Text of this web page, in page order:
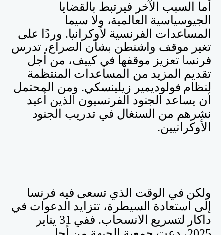
أما السبب الآخر فيرتبط بالقضايا
الجيوسياسية العالمية، ولا سيما
المساعدات الفرنسية لأوكرانيا. وردًا على
تغير موقف واشنطن بشأن الصراع، تدرس
فرنسا تعزيز موقفها في كييف، من أجل
تقديم المزيد من المساعدات المنتظمة
لنظام فولوديمير زيلينسكي. ومن المحتمل
أن يساعد الجنود الفرنسيون الذين أعيد
نشرهم من السنغال في تدريب الجنود
الأوكرانيين.
ولكن في الوقت الذي تسعى فيه فرنسا
إلى استعادة السيطرة، تتزايد الدعوات في
داكار لتسريع الانسحاب. ففي 31 يناير